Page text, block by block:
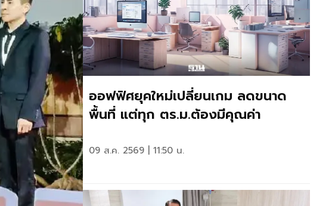
ออฟฟิศยุคใหม่เปลี่ยนเกม ลดขนาด
พื้นที่ แต่ทุก ตร.ม.ต้องมีคุณค่า
09 ส.ค. 2569 | 11:50 น.